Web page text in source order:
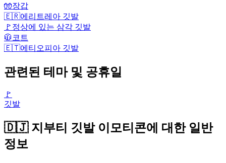
🧤장갑
🇪🇷에리트레아 깃발
🚩 정상에 있는 삼각 깃발
🧥 코트
🇪🇹에티오피아 깃발
관련된 테마 및 공휴일
🚩
깃발
🇩🇯 지부티 깃발 이모티콘에 대한 일반
정보